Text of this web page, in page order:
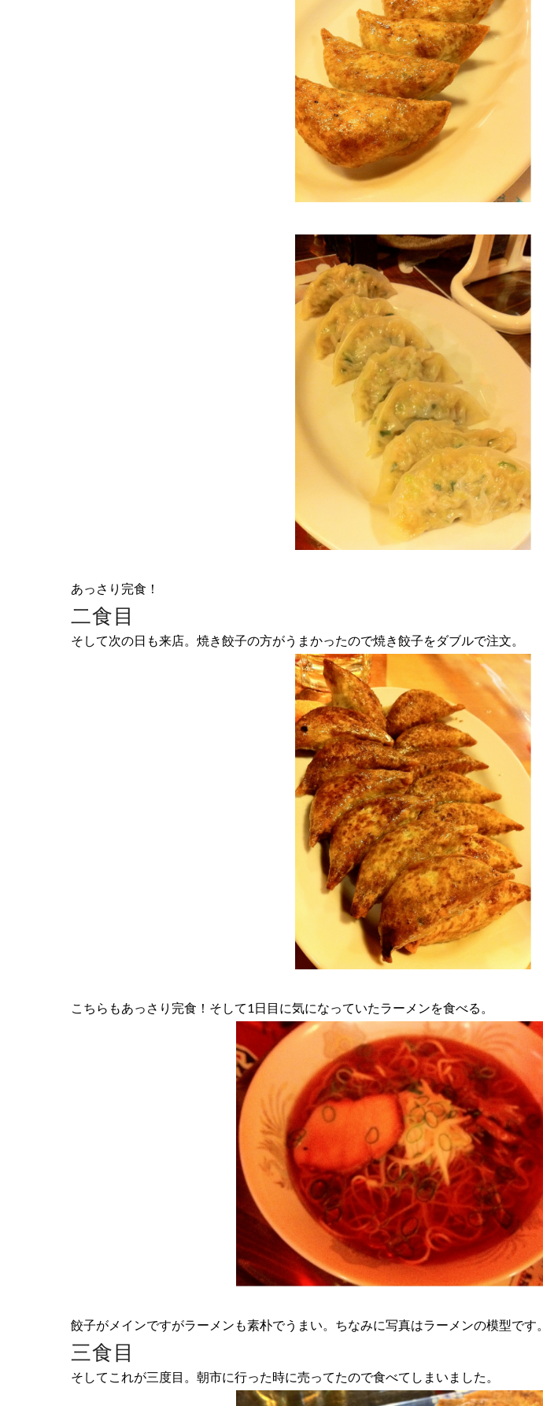
あっさり完食！
二食目
そして次の日も来店。焼き餃子の方がうまかったので焼き餃子をダブルで注文。
こちらもあっさり完食！そして1日目に気になっていたラーメンを食べる。
餃子がメインですがラーメンも素朴でうまい。ちなみに写真はラーメンの模型です。
三食目
そしてこれが三度目。朝市に行った時に売ってたので食べてしまいました。